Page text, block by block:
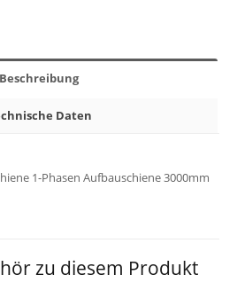
Beschreibung
Daten
1-Phasen Aufbauschiene 3000mm
zu diesem Produkt